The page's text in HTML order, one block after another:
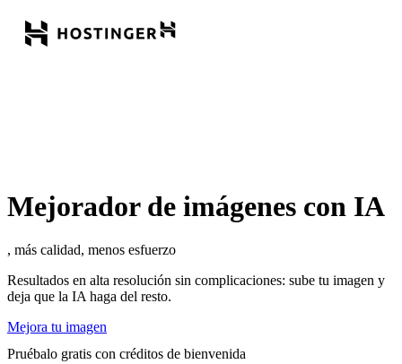
Mejorador de imágenes con IA
, más calidad, menos esfuerzo
Resultados en alta resolución sin complicaciones: sube tu imagen y
deja que la IA haga del resto.
Mejora tu imagen
Pruébalo gratis con créditos de bienvenida